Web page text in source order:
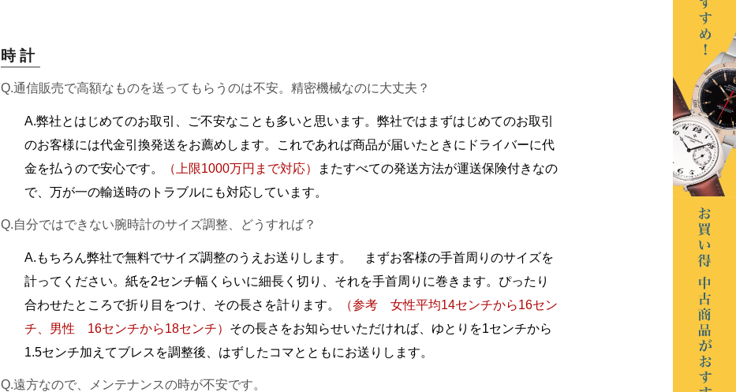
時 計
Q.通信販売で高額なものを送ってもらうのは不安。精密機械なのに大丈夫？
A.弊社とはじめてのお取引、ご不安なことも多いと思います。弊社ではまずはじめてのお取引
のお客様には代金引換発送をお薦めします。これであれば商品が届いたときにドライバーに代
金を払うので安心です。
（上限1000万円まで対応）
またすべての発送方法が運送保険付きなの
で、万が一の輸送時のトラブルにも対応しています。
Q.自分ではできない腕時計のサイズ調整、どうすれば？
A.もちろん弊社で無料でサイズ調整のうえお送りします。 まずお客様の手首周りのサイズを
計ってください。紙を2センチ幅くらいに細長く切り、それを手首周りに巻きます。ぴったり
合わせたところで折り目をつけ、その長さを計ります。
（参考 女性平均14センチから16セン
チ、男性 16センチから18センチ） その長さをお知らせいただければ、ゆとりを1センチから
1.5センチ加えてブレスを調整後、はずしたコマとともにお送りします。
Q.遠方なので、メンテナンスの時が不安です。